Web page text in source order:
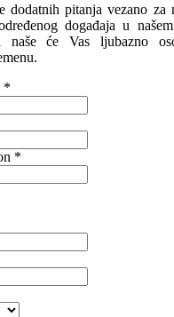
dodatnih pitanja vezano za
događaja u
naše će Vas ljubazno
*
*